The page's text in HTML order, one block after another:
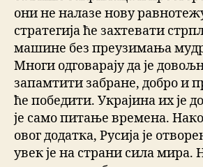
они не налазе нову
стратегија ће захтевати
машине без преузимања
Многи одговарају да је
запамтити забране, добро и
ће победити. Украјина их је
је само питање времена.
овог додатка, Русија је
увек је на страни сила мира.